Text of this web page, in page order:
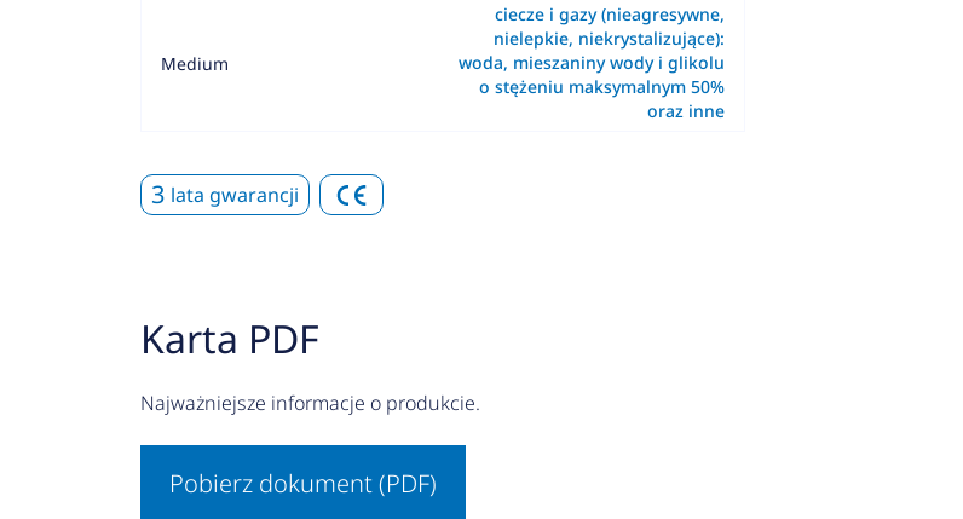
Medium
ciecze i gazy (nieagresywne,
nielepkie, niekrystalizujące):
woda, mieszaniny wody i glikolu
o stężeniu maksymalnym 50%
oraz inne
3 lata gwarancji
Karta PDF
Najważniejsze informacje o produkcie.
Pobierz dokument (PDF)